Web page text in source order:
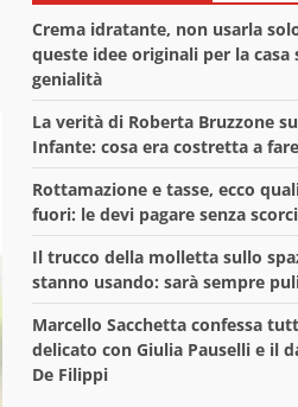
Crema idratante, non usarla
queste idee originali per la casa
genialità
La verità di Roberta Bruzzone
Infante: cosa era costretta a fare
Rottamazione e tasse, ecco
fuori: le devi pagare senza
Il trucco della molletta sullo
stanno usando: sarà sempre
Marcello Sacchetta confessa
delicato con Giulia Pauselli e il
De Filippi